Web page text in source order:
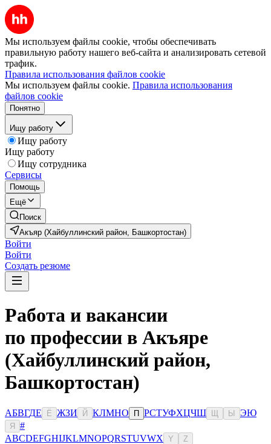
Мы используем файлы cookie, чтобы обеспечивать
правильную работу нашего веб-сайта и анализировать сетевой
трафик.
Правила использования файлов cookie
Мы используем файлы cookie. Правила использования
файлов cookie
Понятно
Ищу работу
Ищу работу
Ищу работу
Ищу сотрудника
Сервисы
Помощь
Ещё
Поиск
Акъяр (Хайбуллинский район, Башкортостан)
Войти
Войти
Создать резюме
Работа и вакансии
по профессии в Акъяре
(Хайбуллинский район,
Башкортостан)
АБВГДЕ Ё ЖЗИ Й КЛМНО П РСТУФХЦЧШ Ы ЭЮ
Я
#
ABCDEFGHIJKLMNOPQRSTUVWX Y Z